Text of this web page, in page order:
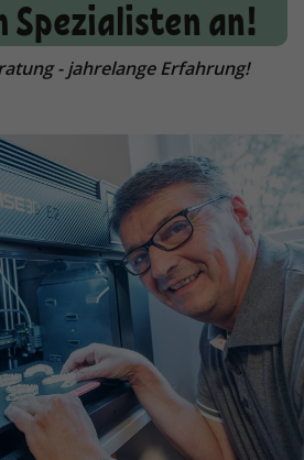
Spezialisten an!
- jahrelange Erfahrung!